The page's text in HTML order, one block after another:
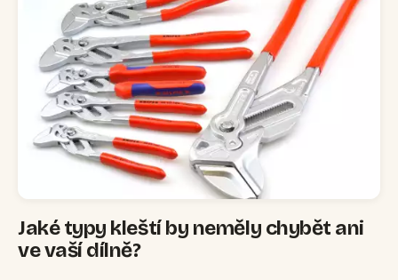
Jaké typy kleští by neměly chybět ani
ve vaší dílně?